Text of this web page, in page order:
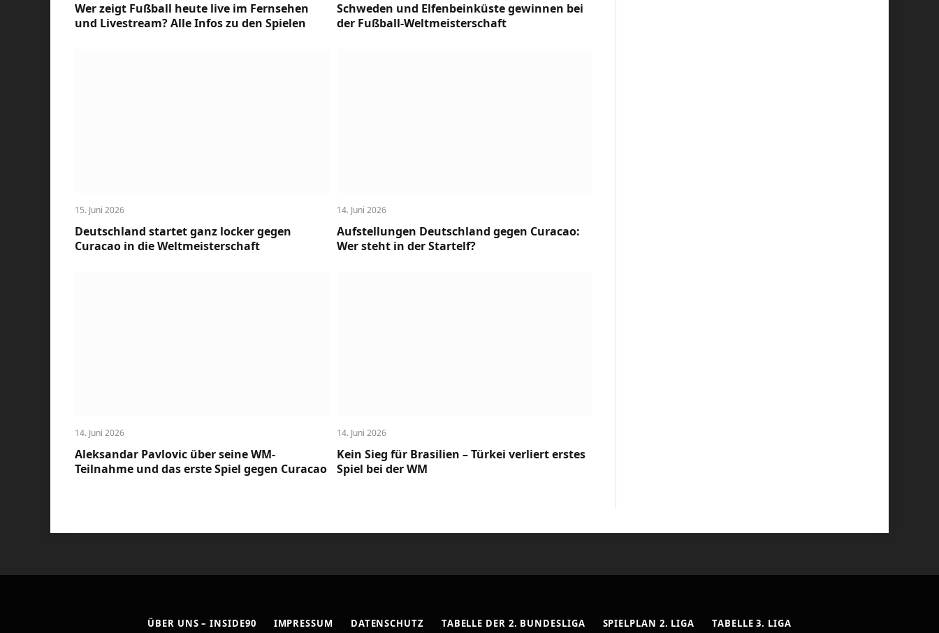
Wer zeigt Fußball heute live im Fernsehen
und Livestream? Alle Infos zu den Spielen
Schweden und Elfenbeinküste gewinnen bei
der Fußball-Weltmeisterschaft
15. Juni 2026
Deutschland startet ganz locker gegen
Curacao in die Weltmeisterschaft
14. Juni 2026
Aufstellungen Deutschland gegen Curacao:
Wer steht in der Startelf?
14. Juni 2026
Aleksandar Pavlovic über seine WM-
Teilnahme und das erste Spiel gegen Curacao
14. Juni 2026
Kein Sieg für Brasilien – Türkei verliert erstes
Spiel bei der WM
ÜBER UNS – INSIDE90 IMPRESSUM DATENSCHUTZ TABELLE DER 2. BUNDESLIGA SPIELPLAN 2. LIGA TABELLE 3. LIGA